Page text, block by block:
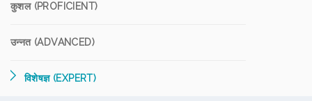
कुशल (PROFICIENT)
उन्नत (ADVANCED)
विशेषज्ञ (EXPERT)